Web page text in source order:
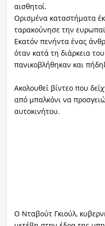
αισθητοί.
Ορισμένα καταστήματα
ταρακούνησε την
Εκατόν πενήντα ένας
όταν κατά τη διάρκεια
πανικοβλήθηκαν και
Ακολουθεί βίντεο που
από μπαλκόνι να
αυτοκινήτου.
Ο Νταβούτ Γκιούλ,